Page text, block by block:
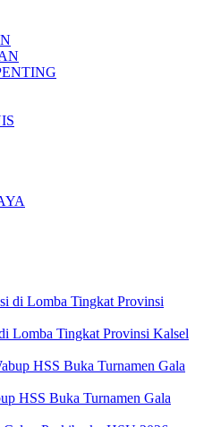
Lomba Tingkat Provinsi Kalsel
HSS Buka Turnamen Gala